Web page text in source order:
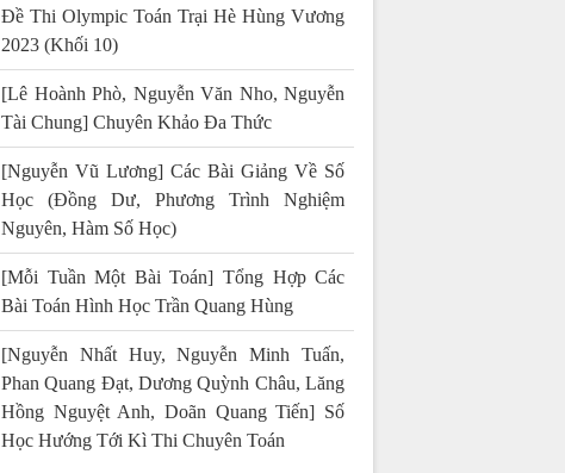
Đề Thi Olympic Toán Trại Hè Hùng Vương
2023 (Khối 10)
[Lê Hoành Phò, Nguyễn Văn Nho, Nguyễn
Tài Chung] Chuyên Khảo Đa Thức
[Nguyễn Vũ Lương] Các Bài Giảng Về Số
Học (Đồng Dư, Phương Trình Nghiệm
Nguyên, Hàm Số Học)
[Mỗi Tuần Một Bài Toán] Tổng Hợp Các
Bài Toán Hình Học Trần Quang Hùng
[Nguyễn Nhất Huy, Nguyễn Minh Tuấn,
Phan Quang Đạt, Dương Quỳnh Châu, Lăng
Hồng Nguyệt Anh, Doãn Quang Tiến] Số
Học Hướng Tới Kì Thi Chuyên Toán